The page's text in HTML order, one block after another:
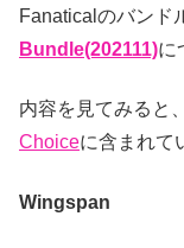
Fanaticalのバンド
Bundle(202111)に
内容を見てみると
Choiceに含まれて
Wingspan